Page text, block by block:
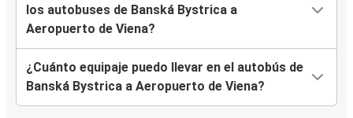
los autobuses de Banská Bystrica a
Aeropuerto de Viena?
¿Cuánto equipaje puedo llevar en el autobús de
Banská Bystrica a Aeropuerto de Viena?